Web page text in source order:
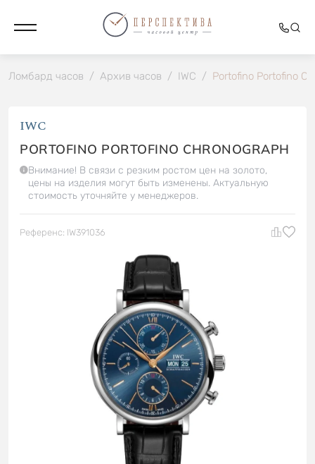
Ломбард часов / Архив часов / IWC / Portofino Portofino
IWC
PORTOFINO PORTOFINO CHRONOGRAPH
Внимание! В связи с резким ростом цен на золото,
цены на изделия могут быть изменены. Актуальную
стоимость уточняйте у менеджеров.
Референс: IW391036